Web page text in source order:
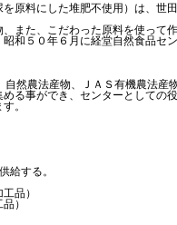
原料にした堆肥不使用）は、世田
また、こだわった原料を使って作
和５０年６月に経堂自然食品セン
然農法産物、ＪＡＳ有機農法産
る事ができ、センターとしての役
。
給する。
品）
）